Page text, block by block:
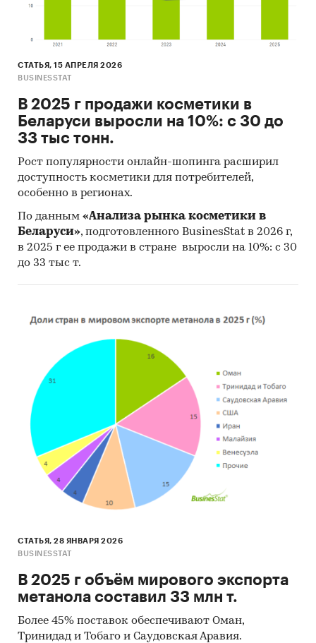
спирт этиловый неденатурированный
При подготовке обзора используется
Национальный статистический комитет
Республики Беларусь
Commodity Trade Statistics
United Nations Statistics Division
Международный валютный фонд
Информация, собранная BusinesStat:
анализ открытой информации о рынке
промышленности
Категории: Промышленность
Алкогольные напитки
/
Спирт
СНГ
СТАТЬЯ, 15 АПРЕЛЯ 2026
BUSINESSTAT
В 2025 г продажи косметики в
Беларуси выросли на 10%: с 30 до
33 тыс тонн.
Рост популярности онлайн-шопинга расширил
доступность косметики для потребителей,
особенно в регионах.
По данным «Анализа рынка косметики в
Беларуси», подготовленного BusinesStat в 2026 г,
в 2025 г ее продажи в стране выросли на 10%: с 30
до 33 тыс т.
СТАТЬЯ, 28 ЯНВАРЯ 2026
BUSINESSTAT
В 2025 г объём мирового экспорта
метанола составил 33 млн т.
Более 45% поставок обеспечивают Оман,
Тринидад и Тобаго и Саудовская Аравия.